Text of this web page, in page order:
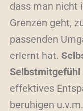
dass man nicht
Grenzen geht,
passenden
erlernt hat.
Selbstmitgefühl
effektives
beruhigen